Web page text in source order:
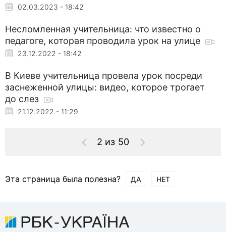
02.03.2023 - 18:42
Несломленная учительница: что известно о
педагоге, которая проводила урок на улице
23.12.2022 - 18:42
В Киеве учительница провела урок посреди
заснеженной улицы: видео, которое трогает
до слез
21.12.2022 - 11:29
2 из 50
Эта страница была полезна? ДА НЕТ